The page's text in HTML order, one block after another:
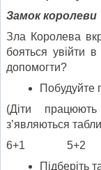
Замок королеви
Зла Королева
бояться увійти
допомогти?
Побудуйте
(Діти
з’являються
6+1 5+2
Підберіть